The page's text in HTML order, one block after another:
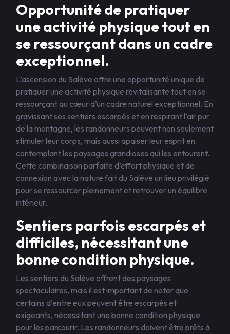
Opportunité de pratiquer
une activité physique tout en
se ressourçant dans un cadre
exceptionnel.
L’ascension du Salève offre une opportunité unique de
pratiquer une activité physique revitalisante tout en se
ressourçant au cœur d’un cadre naturel exceptionnel. En
gravissant ses sentiers escarpés et en respirant l’air pur
de la montagne, les randonneurs peuvent non seulement
stimuler leur corps, mais aussi apaiser leur esprit en
contemplant les paysages grandioses qui les entourent.
Cette combinaison parfaite d’effort physique et de
connexion avec la nature fait du Salève un lieu privilégié
pour se ressourcer pleinement et retrouver un équilibre
intérieur.
Sentiers parfois escarpés et
difficiles, nécessitant une
bonne condition physique.
Les sentiers du Salève offrent des paysages
spectaculaires, mais il est important de noter que
certains d’entre eux peuvent être escarpés et
exigeants, nécessitant une bonne condition physique
pour les parcourir. Les randonneurs doivent être prêts à